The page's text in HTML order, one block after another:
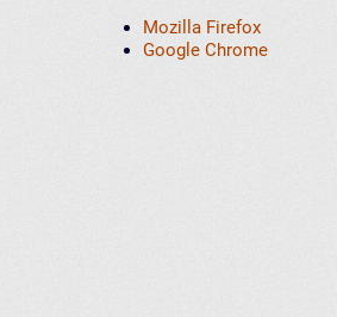
Mozilla Firefox
Google Chrome